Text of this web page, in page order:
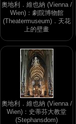
奧地利．維也納 (Vienna /
Wien)：劇院博物館
(Theatermuseum)．天花
上的壁畫
奧地利．維也納 (Vienna /
Wien)：史蒂芬大教堂
(Stephansdom)